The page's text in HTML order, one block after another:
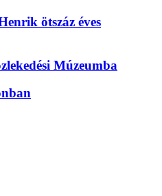
ötszáz éves
Múzeumba